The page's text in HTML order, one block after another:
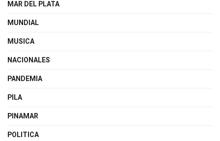
MAR DEL PLATA
MUNDIAL
MUSICA
NACIONALES
PANDEMIA
PILA
PINAMAR
POLITICA